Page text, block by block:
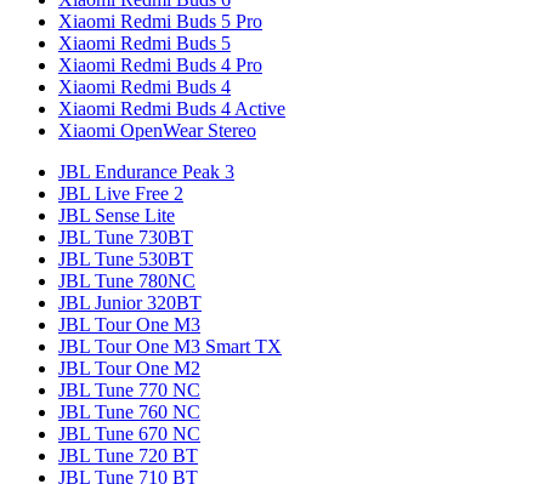
Xiaomi Redmi Buds 5 Pro
Xiaomi Redmi Buds 5
Xiaomi Redmi Buds 4 Pro
Xiaomi Redmi Buds 4
Xiaomi Redmi Buds 4 Active
Xiaomi OpenWear Stereo
JBL Endurance Peak 3
JBL Live Free 2
JBL Sense Lite
JBL Tune 730BT
JBL Tune 530BT
JBL Tune 780NC
JBL Junior 320BT
JBL Tour One M3
JBL Tour One M3 Smart TX
JBL Tour One M2
JBL Tune 770 NC
JBL Tune 760 NC
JBL Tune 670 NC
JBL Tune 720 BT
JBL Tune 710 BT